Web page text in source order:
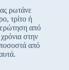
ρωτάνε
τρίτο ή
ερώτηση από
χρόνια στην
από